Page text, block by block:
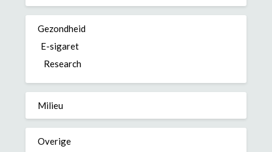
Gezondheid
E-sigaret
Research
Milieu
Overige